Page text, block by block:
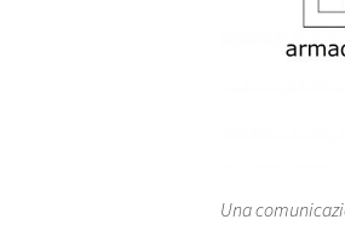
Una